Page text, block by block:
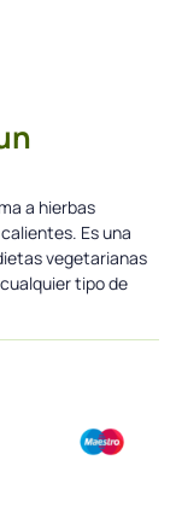
a hierbas
Es una
vegetarianas
tipo de